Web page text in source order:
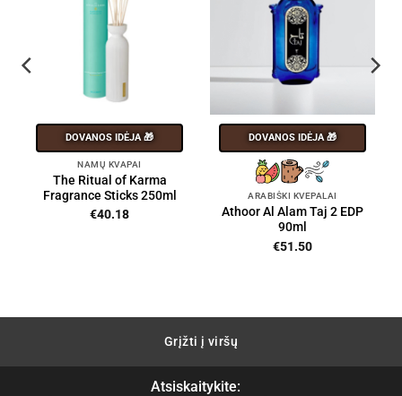
DOVANOS IDĖJA 🎁
NAMŲ KVAPAI
The Ritual of Karma
Fragrance Sticks 250ml
€40.18
DOVANOS IDĖJA 🎁
ARABIŠKI KVEPALAI
Athoor Al Alam Taj 2 EDP
90ml
€51.50
Grįžti į viršų
Atsiskaitykite: